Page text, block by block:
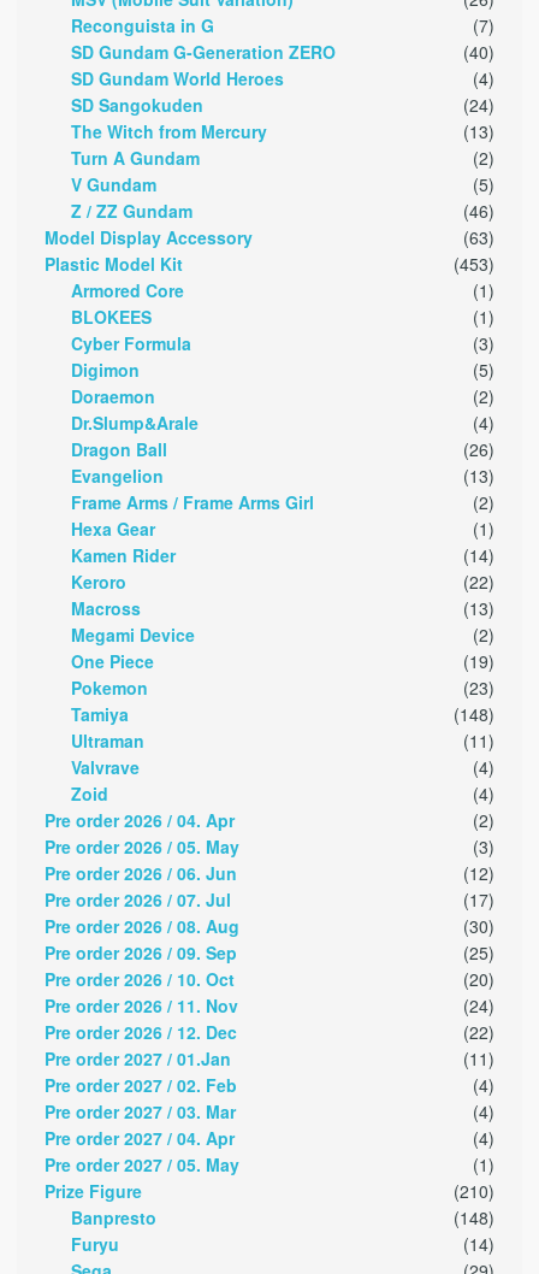
Reconguista in G
(7)
SD Gundam G-Generation ZERO
(40)
SD Gundam World Heroes
(4)
SD Sangokuden
(24)
The Witch from Mercury
(13)
Turn A Gundam
(2)
V Gundam
(5)
Z / ZZ Gundam
(46)
Model Display Accessory
(63)
Plastic Model Kit
(453)
Armored Core
(1)
BLOKEES
(1)
Cyber Formula
(3)
Digimon
(5)
Doraemon
(2)
Dr.Slump&Arale
(4)
Dragon Ball
(26)
Evangelion
(13)
Frame Arms / Frame Arms Girl
(2)
Hexa Gear
(1)
Kamen Rider
(14)
Keroro
(22)
Macross
(13)
Megami Device
(2)
One Piece
(19)
Pokemon
(23)
Tamiya
(148)
Ultraman
(11)
Valvrave
(4)
Zoid
(4)
Pre order 2026 / 04. Apr
(2)
Pre order 2026 / 05. May
(3)
Pre order 2026 / 06. Jun
(12)
Pre order 2026 / 07. Jul
(17)
Pre order 2026 / 08. Aug
(30)
Pre order 2026 / 09. Sep
(25)
Pre order 2026 / 10. Oct
(20)
Pre order 2026 / 11. Nov
(24)
Pre order 2026 / 12. Dec
(22)
Pre order 2027 / 01.Jan
(11)
Pre order 2027 / 02. Feb
(4)
Pre order 2027 / 03. Mar
(4)
Pre order 2027 / 04. Apr
(4)
Pre order 2027 / 05. May
(1)
Prize Figure
(210)
Banpresto
(148)
Furyu
(14)